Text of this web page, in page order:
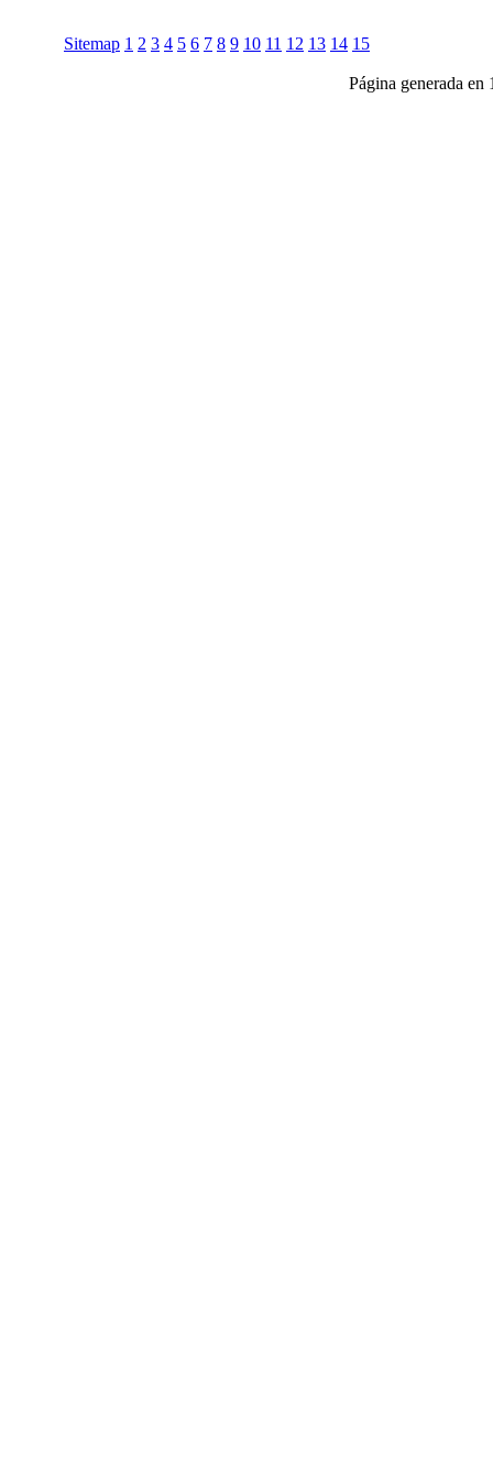
Sitemap 1 2 3 4 5 6 7 8 9 10 11 12 13 14 15
Página generada en